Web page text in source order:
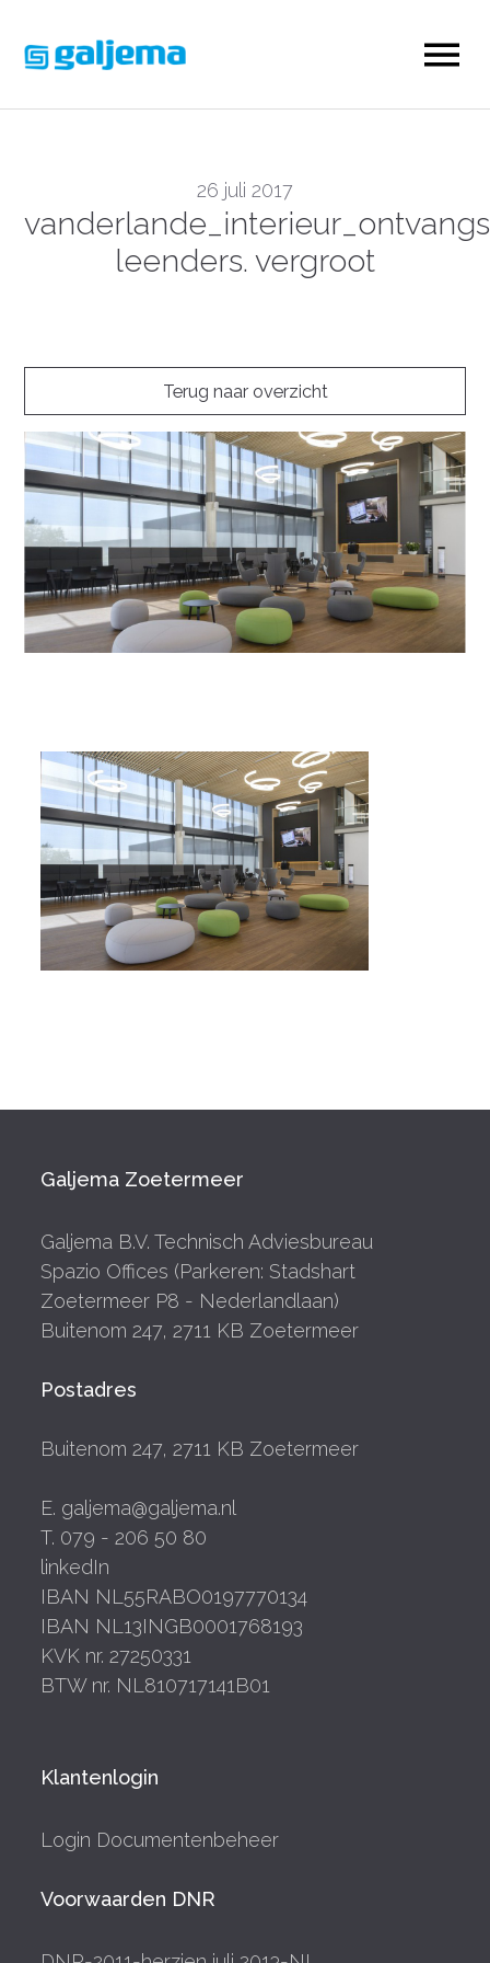
26 juli 2017
leenders. vergroot
Terug naar overzicht
Galjema Zoetermeer
Galjema B.V. Technisch Adviesbureau
Spazio Offices (Parkeren: Stadshart
Zoetermeer P8 - Nederlandlaan)
Buitenom 247, 2711 KB Zoetermeer
Postadres
Buitenom 247, 2711 KB Zoetermeer
E. galjema@galjema.nl
T. 079 - 206 50 80
linkedIn
IBAN NL55RABO0197770134
IBAN NL13INGB0001768193
KVK nr. 27250331
BTW nr. NL810717141B01
Klantenlogin
Login Documentenbeheer
Voorwaarden DNR